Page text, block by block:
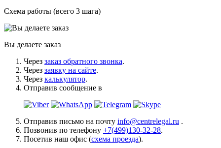
Схема работы (всего 3 шага)
Вы делаете заказ
Через заказ обратного звонка.
Через заявку на сайте.
Через калькулятор.
Отправив сообщение в
Отправив письмо на почту info@centrelegal.ru .
Позвонив по телефону +7(499)130-32-28.
Посетив наш офис (схема проезда).